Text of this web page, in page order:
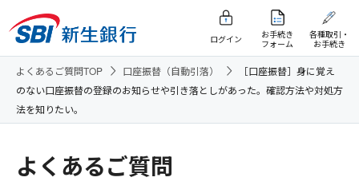
ログイン
お手続き
フォーム
各種取引・
お手続き
よくあるご質問TOP 口座振替（自動引落）
［口座振替］身に覚え
のない口座振替の登録のお知らせや引き落としがあった。確認方法や対処方
法を知りたい。
よくあるご質問